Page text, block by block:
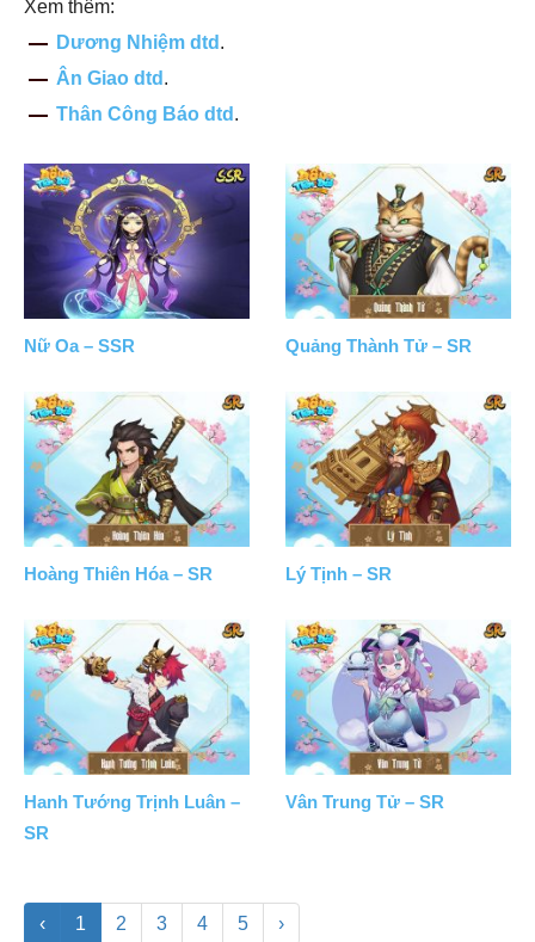
Xem thêm:
Dương Nhiệm dtd .
Ân Giao dtd .
Thân Công Báo dtd .
Nữ Oa – SSR Quảng Thành Tử – SR
Hoàng Thiên Hóa – SR Lý Tịnh – SR
Hanh Tướng Trịnh Luân –
SR
Vân Trung Tử – SR
‹ 1 2 3 4 5 ›